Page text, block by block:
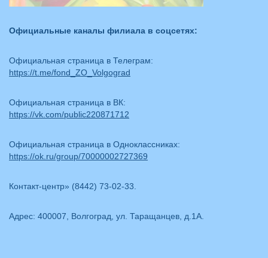
Официальные каналы филиала в соцсетях:
Официальная страница в Телеграм:
https://t.me/fond_ZO_Volgograd
Официальная страница в ВК:
https://vk.com/public220871712
Официальная страница в Одноклассниках:
https://ok.ru/group/70000002727369
Контакт-центр» (8442) 73-02-33.
Адрес: 400007, Волгоград, ул. Таращанцев, д.1А.